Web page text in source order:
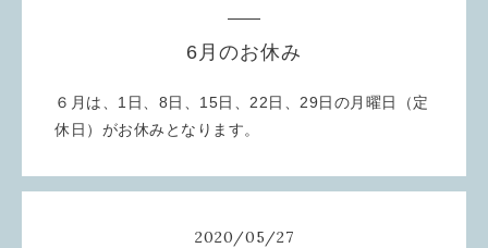
6月のお休み
６月は、1日、8日、15日、22日、29日の月曜日（定
休日）がお休みとなります。
2020/05/27